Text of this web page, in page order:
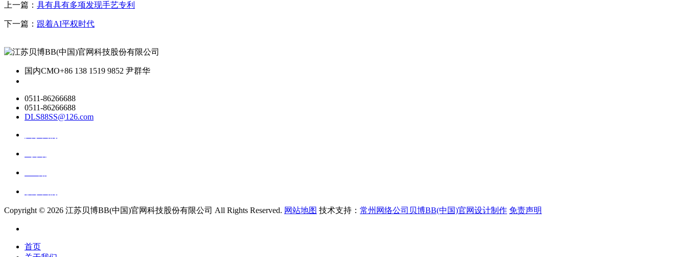
上一篇： 具有具有多项发现手艺专利
下一篇： 跟着AI平权时代
国内CMO+86 138 1519 9852 尹群华
0511-86266688
0511-86266688
DLS88SS@126.com
Copyright © 2026 江苏贝博BB(中国)官网科技股份有限公司 All Rights Reserved. 网站地图 技术支持： 常州网络公司贝博BB(中国)官网设计制作 免责声明
首页